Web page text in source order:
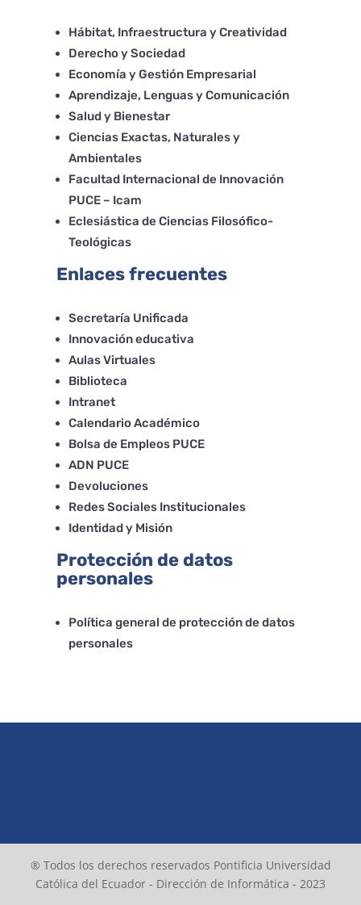
Hábitat, Infraestructura y Creatividad
Derecho y Sociedad
Economía y Gestión Empresarial
Aprendizaje, Lenguas y Comunicación
Salud y Bienestar
Ciencias Exactas, Naturales y
Ambientales
Facultad Internacional de Innovación
PUCE – Icam
Eclesiástica de Ciencias Filosófico-
Teológicas
Enlaces frecuentes
Secretaría Unificada
Innovación educativa
Aulas Virtuales
Biblioteca
Intranet
Calendario Académico
Bolsa de Empleos PUCE
ADN PUCE
Devoluciones
Redes Sociales Institucionales
Identidad y Misión
Protección de datos
personales
Política general de protección de datos
personales
® Todos los derechos reservados Pontificia Universidad
Católica del Ecuador - Dirección de Informática - 2023